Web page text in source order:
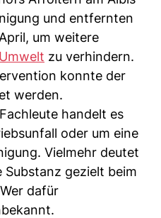
und entfernten
um weitere
Umwelt zu verhindern.
konnte der
werden.
handelt es
oder um eine
Vielmehr deutet
Substanz gezielt beim
dafür